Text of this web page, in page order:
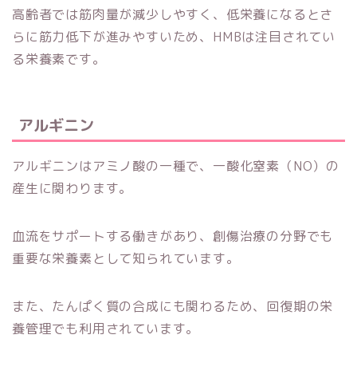
高齢者では筋肉量が減少しやすく、低栄養になるとさ
らに筋力低下が進みやすいため、HMBは注目されてい
る栄養素です。
アルギニン
アルギニンはアミノ酸の一種で、一酸化窒素（NO）の
産生に関わります。
血流をサポートする働きがあり、創傷治療の分野でも
重要な栄養素として知られています。
また、たんぱく質の合成にも関わるため、回復期の栄
養管理でも利用されています。